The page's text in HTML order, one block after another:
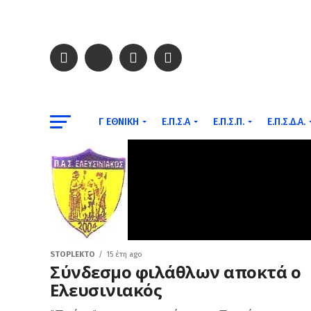
Γ ΕΘΝΙΚΉ Ε.Π.Σ.Α Ε.Π.Σ.Π. Ε.Π.Σ.Δ.Α.
STOPLEKTO 15 έτη ago
Σύνδεσμο φιλάθλων αποκτά ο
Ελευσινιακός